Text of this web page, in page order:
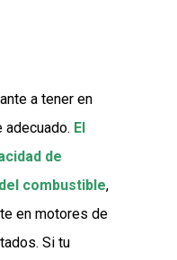
a tener en
El
de
combustible,
en motores de
Si tu